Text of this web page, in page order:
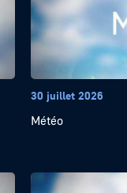
30 juillet 2026
Météo